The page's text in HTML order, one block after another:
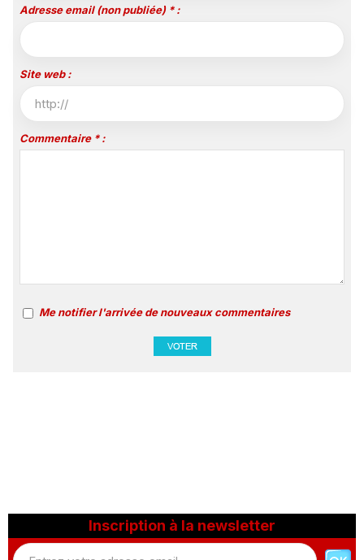
Adresse email (non publiée) * :
Site web :
Commentaire * :
Me notifier l'arrivée de nouveaux commentaires
Inscription à la newsletter